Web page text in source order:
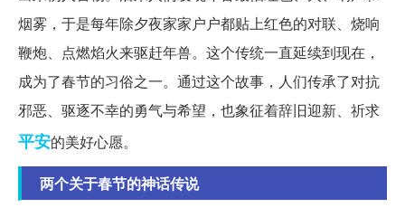
烟雾，于是每年除夕夜家家户户都贴上红色的对联、烧响
鞭炮、点燃焰火来驱赶年兽。这个传统一直延续到现在，
成为了春节的习俗之一。通过这个故事，人们传承了对抗
邪恶、驱逐不幸的勇气与希望，也象征着辞旧迎新、祈求
平安的美好心愿。
两个关于春节的神话传说